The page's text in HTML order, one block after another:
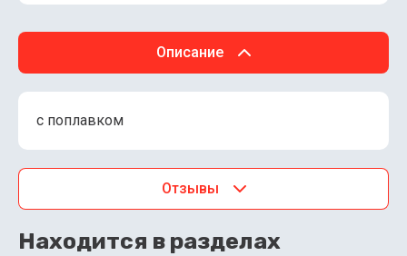
Описание
с поплавком
Отзывы
Находится в разделах